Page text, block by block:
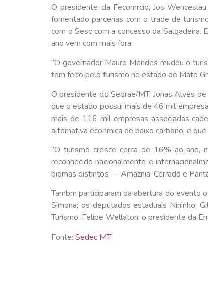
O presidente da Fecomrcio, Jos
fomentado parcerias com o trade de
com o Sesc com a concesso da
ano vem com mais fora.
“O governador Mauro Mendes mudou o
tem feito pelo turismo no estado de Mato
O presidente do Sebrae/MT, Jonas Alves
que o estado possui mais de 46 mil
mais de 116 mil empresas associadas
alternativa econmica de baixo carbono, e
“O turismo cresce cerca de 16% ao ano,
reconhecido nacionalmente e
biomas distintos — Amaznia, Cerrado e
Tambm participaram da abertura do evento
Simona; os deputados estaduais Nininho,
Turismo, Felipe Wellaton; o presidente da
Fonte: Sedec MT